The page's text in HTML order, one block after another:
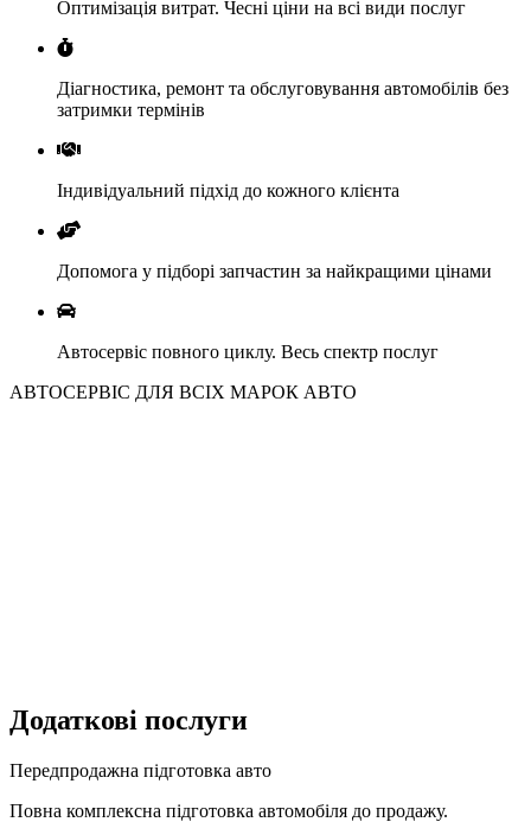
Оптимізація витрат. Чесні ціни на всі види послуг
Діагностика, ремонт та обслуговування автомобілів без
затримки термінів
Індивідуальний підхід до кожного клієнта
Допомога у підборі запчастин за найкращими цінами
Автосервіс повного циклу. Весь спектр послуг
АВТОСЕРВІС ДЛЯ ВСІХ МАРОК АВТО
Додаткові послуги
Передпродажна підготовка авто
Повна комплексна підготовка автомобіля до продажу.